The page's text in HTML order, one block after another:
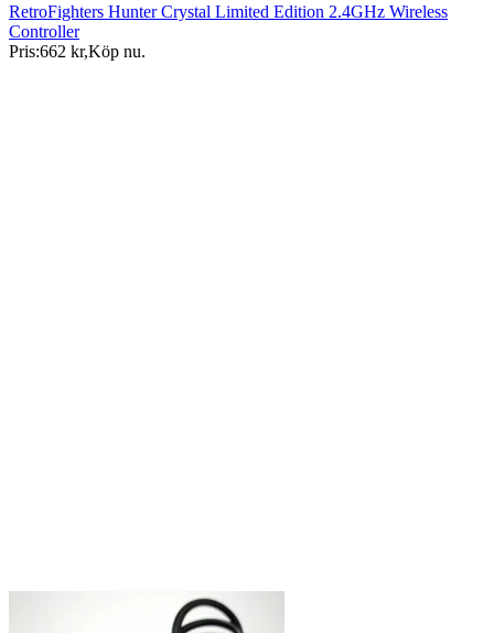
RetroFighters Hunter Crystal Limited Edition 2.4GHz Wireless
Controller
Pris:662 kr,Köp nu.